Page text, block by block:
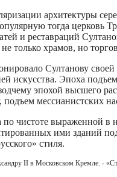
архитектуры
тогда церковь
и реставраций
только храмов, но
Султанову
искусства. Эпоха
эпохой высшего
мессианистских
чистоте выраженной
ими зданий
стиля.
II в Московском Кремле. -